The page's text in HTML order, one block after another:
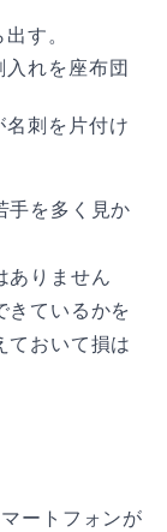
す。
れを座布団
刺を片付け
手を多く見か
ありません
きているかを
ておいて損は
ートフォンが